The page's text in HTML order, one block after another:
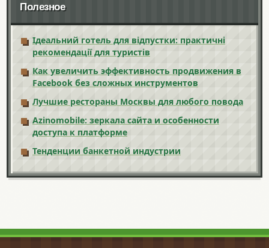
Полезное
Ідеальний готель для відпустки: практичні
рекомендації для туристів
Как увеличить эффективность продвижения в
Facebook без сложных инструментов
Лучшие рестораны Москвы для любого повода
Azinomobile: зеркала сайта и особенности
доступа к платформе
Тенденции банкетной индустрии